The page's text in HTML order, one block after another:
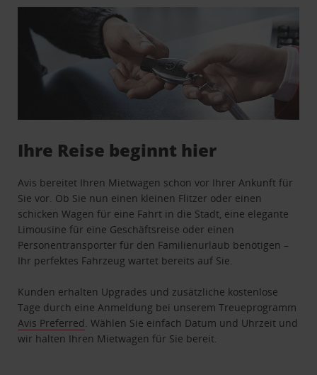
Ihre Reise beginnt hier
Avis bereitet Ihren Mietwagen schon vor Ihrer Ankunft für
Sie vor. Ob Sie nun einen kleinen Flitzer oder einen
schicken Wagen für eine Fahrt in die Stadt, eine elegante
Limousine für eine Geschäftsreise oder einen
Personentransporter für den Familienurlaub benötigen –
Ihr perfektes Fahrzeug wartet bereits auf Sie.
Kunden erhalten Upgrades und zusätzliche kostenlose
Tage durch eine Anmeldung bei unserem Treueprogramm
Avis Preferred . Wählen Sie einfach Datum und Uhrzeit und
wir halten Ihren Mietwagen für Sie bereit.